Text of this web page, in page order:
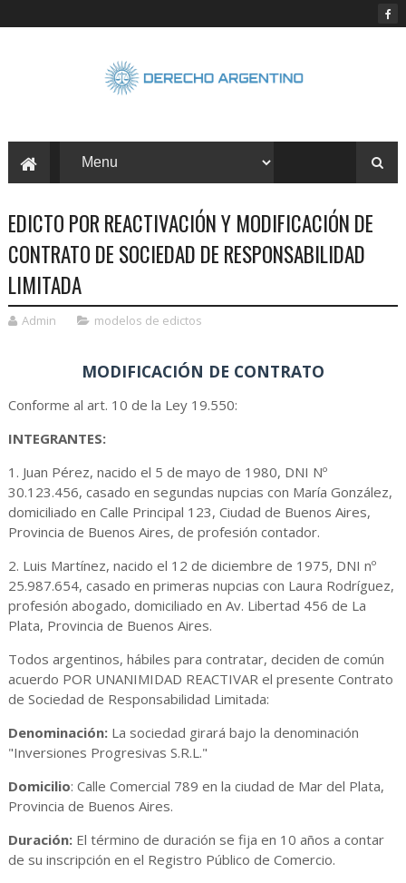
EDICTO POR REACTIVACIÓN Y MODIFICACIÓN DE
CONTRATO DE SOCIEDAD DE RESPONSABILIDAD
LIMITADA
Admin modelos de edictos
MODIFICACIÓN DE CONTRATO
Conforme al art. 10 de la Ley 19.550:
INTEGRANTES:
1. Juan Pérez, nacido el 5 de mayo de 1980, DNI Nº
30.123.456, casado en segundas nupcias con María González,
domiciliado en Calle Principal 123, Ciudad de Buenos Aires,
Provincia de Buenos Aires, de profesión contador.
2. Luis Martínez, nacido el 12 de diciembre de 1975, DNI nº
25.987.654, casado en primeras nupcias con Laura Rodríguez,
profesión abogado, domiciliado en Av. Libertad 456 de La
Plata, Provincia de Buenos Aires.
Todos argentinos, hábiles para contratar, deciden de común
acuerdo POR UNANIMIDAD REACTIVAR el presente Contrato
de Sociedad de Responsabilidad Limitada:
Denominación:La sociedad girará bajo la denominación
"Inversiones Progresivas S.R.L."
Domicilio: Calle Comercial 789 en la ciudad de Mar del Plata,
Provincia de Buenos Aires.
Duración: El término de duración se fija en 10 años a contar
de su inscripción en el Registro Público de Comercio.